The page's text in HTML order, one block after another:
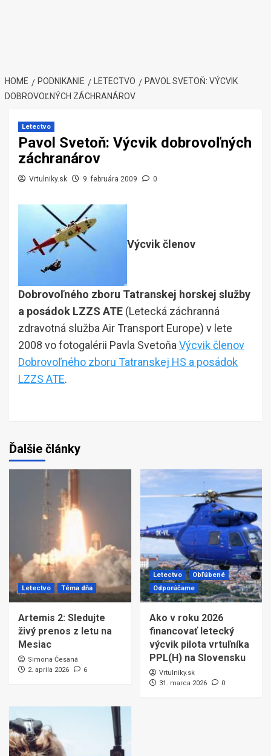
HOME PODNIKANIE LETECTVO
PAVOL SVETOŇ: VÝCVIK
DOBROVOĽNÝCH ZÁCHRANÁROV
Letectvo
Pavol Svetoň: Výcvik dobrovoľných
záchranárov
Vrtulniky.sk 9. februára 2009 0
Výcvik členov
Dobrovoľného zboru Tatranskej horskej služby
a posádok LZZS ATE (Letecká záchranná
zdravotná služba Air Transport Europe) v lete
2008 vo fotogalérii Pavla Svetoňa Výcvik členov
Dobrovoľného zboru Tatranskej HS a posádok
LZZS ATE.
Ďalšie články
Letectvo Téma dňa
Artemis 2: Sledujte
živý prenos z letu na
Mesiac
Simona Česaná
2. apríla 2026
6
Letectvo
Obľúbené
Odporúčame
Ako v roku 2026
financovať letecký
výcvik pilota vrtuľníka
PPL(H) na Slovensku
Vrtulniky.sk
31. marca 2026
0